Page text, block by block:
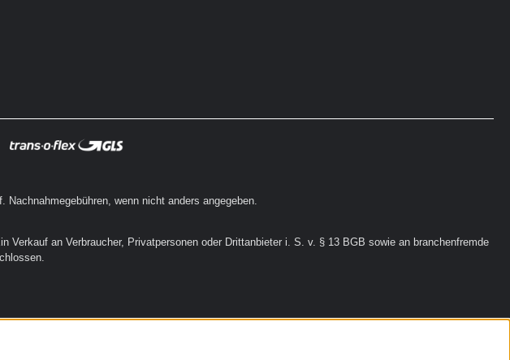
Nachnahmegebühren, wenn nicht anders angegeben.
an Verbraucher, Privatpersonen oder Drittanbieter i. S. v. § 13 BGB sowie an branchenfremde